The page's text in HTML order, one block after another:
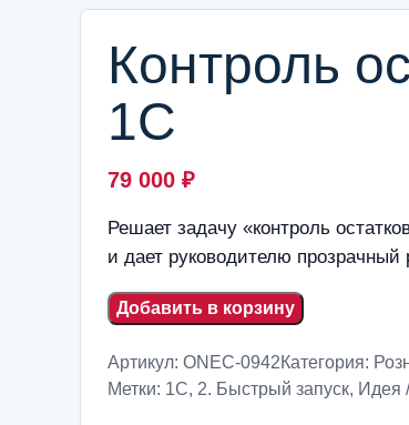
Контроль
1С
79 000 ₽
Решает задачу «контроль
и дает руководителю прозрачный
Добавить в корзину
Артикул: ONEC-0942Категория:
Метки: 1С, 2. Быстрый запуск, Идея